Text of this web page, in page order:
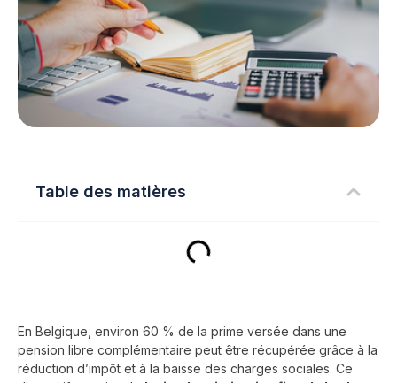
Table des matières
En Belgique, environ 60 % de la prime versée dans une
pension libre complémentaire peut être récupérée grâce à la
réduction d’impôt et à la baisse des charges sociales. Ce